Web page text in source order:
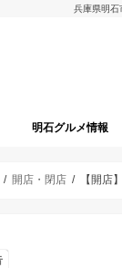
兵庫県明石
明石グルメ情報
開店・閉店 【開店